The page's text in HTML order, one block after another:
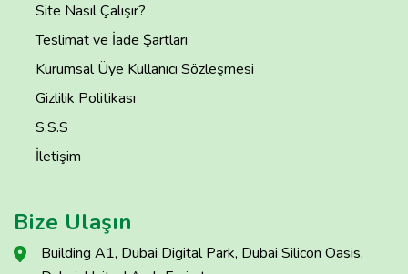
Site Nasıl Çalışır?
Teslimat ve İade Şartları
Kurumsal Üye Kullanıcı Sözleşmesi
Gizlilik Politikası
S.S.S
İletişim
Bize Ulaşın
Building A1, Dubai Digital Park, Dubai Silicon Oasis,